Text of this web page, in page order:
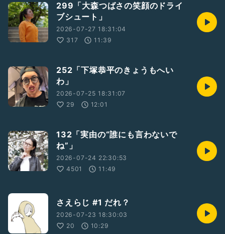
299「大森つばさの笑顔のドライ
ブシュート」
2026-07-27 18:31:04
317
11:39
252「下塚恭平のきょうもへい
わ」
2026-07-25 18:31:07
29
12:01
132「実由の“誰にも言わないで
ね”」
2026-07-24 22:30:53
4501
11:49
さえらじ #1 だれ？
2026-07-23 18:30:03
20
10:29